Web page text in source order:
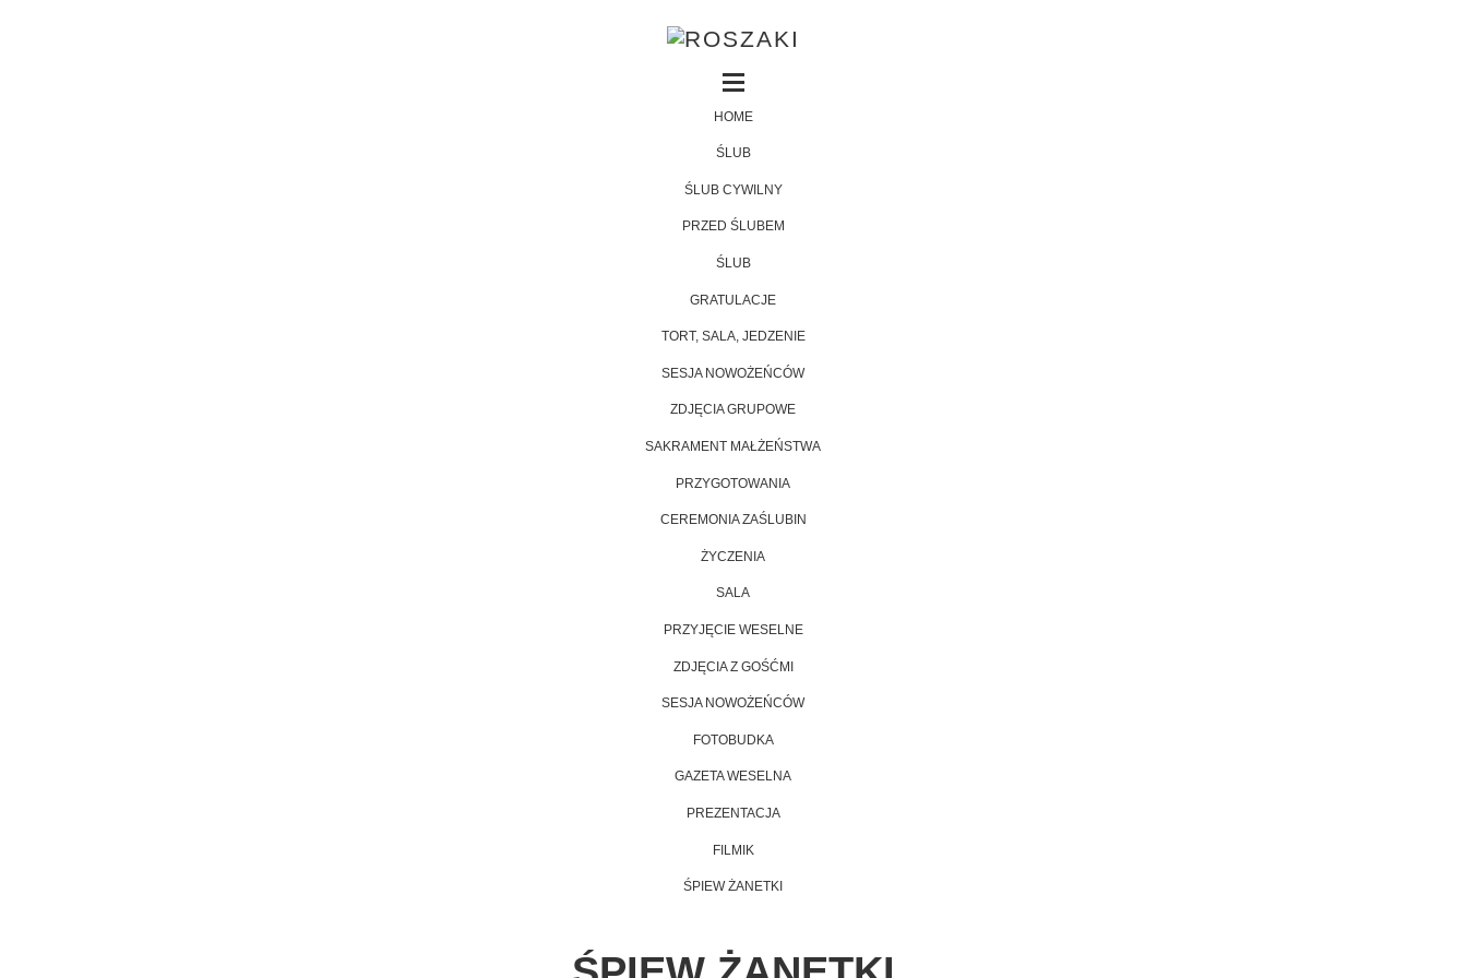
HOME
ŚLUB
ŚLUB CYWILNY
PRZED ŚLUBEM
ŚLUB
GRATULACJE
TORT, SALA, JEDZENIE
SESJA NOWOŻEŃCÓW
ZDJĘCIA GRUPOWE
SAKRAMENT MAŁŻEŃSTWA
PRZYGOTOWANIA
CEREMONIA ZAŚLUBIN
ŻYCZENIA
SALA
PRZYJĘCIE WESELNE
ZDJĘCIA Z GOŚĆMI
SESJA NOWOŻEŃCÓW
FOTOBUDKA
GAZETA WESELNA
PREZENTACJA
FILMIK
ŚPIEW ŻANETKI